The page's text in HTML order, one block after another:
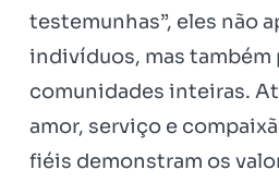
testemunhas”, eles não
indivíduos, mas
comunidades inteiras.
amor, serviço e
fiéis demonstram os